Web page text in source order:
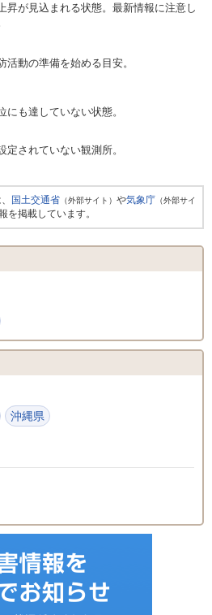
昇が見込まれる状態。最新情報に注意し
活動の準備を始める目安。
にも達していない状態。
定されていない観測所。
国土交通省 （外部サイト） や気象庁 （外部サイ
を掲載しています。
沖縄県